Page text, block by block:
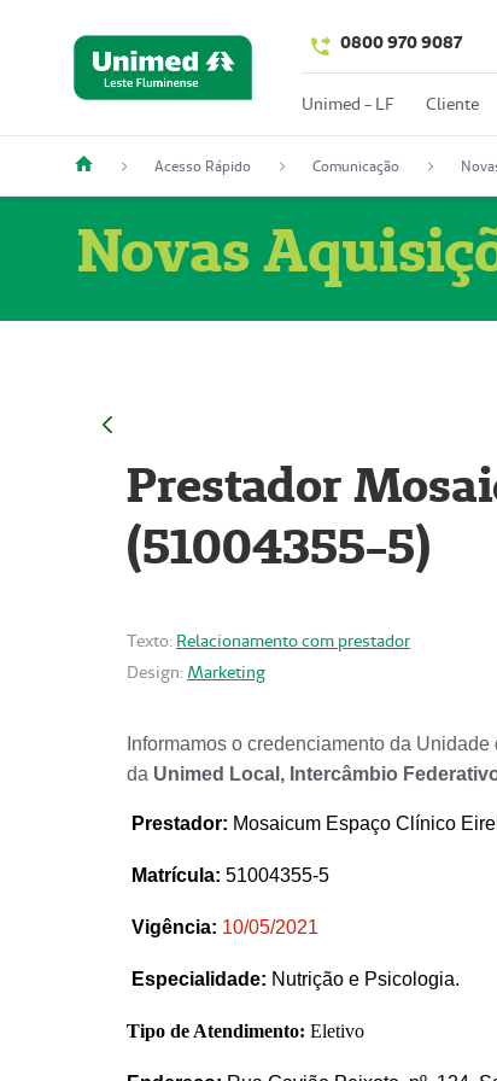
0800 970 9087
Unimed - LF Cliente
Acesso Rápido Comunicação
Novas
Prestador
(51004355-5)
Texto: Relacionamento com prestador
Design: Marketing
Informamos o credenciamento da
da Unimed Local, Intercâmbio
Prestador: Mosaicum Espaço Clínico
Matrícula: 51004355-5
Vigência: 10/05/2021
Especialidade: Nutrição e Psicologia.
Tipo de Atendimento: Eletivo